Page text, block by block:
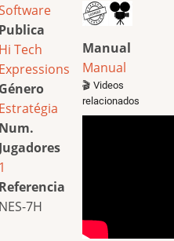
Publica
Hi Tech
Expressions
Género
Estratégia
Num.
Jugadores
1
Referencia
NES-7H
Manual
Manual
🎬 Videos
relacionados